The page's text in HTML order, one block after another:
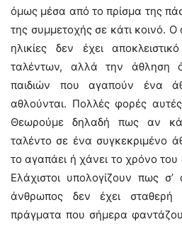
όμως μέσα από το πρίσμα της
της συμμετοχής σε κάτι κοινό. Ο
ηλικίες δεν έχει
ταλέντων, αλλά την άθληση
παιδιών που αγαπούν ένα
αθλούνται. Πολλές φορές αυτές
Θεωρούμε δηλαδή πως αν
ταλέντο σε ένα συγκεκριμένο
το αγαπάει ή χάνει το χρόνο του
Ελάχιστοι υπολογίζουν πως σ’
άνθρωπος δεν έχει σταθερή
πράγματα που σήμερα